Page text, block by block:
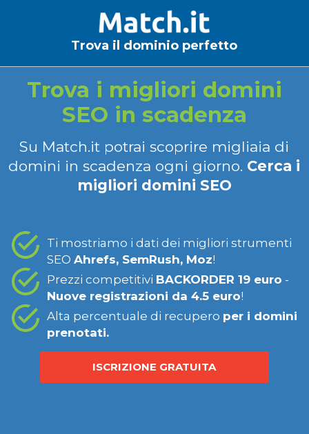
Trova il dominio perfetto
Trova i migliori domini
SEO in scadenza
Su Match.it potrai scoprire migliaia di
domini in scadenza ogni giorno. Cerca i
migliori domini SEO
Ti mostriamo i dati dei migliori strumenti
SEO Ahrefs, SemRush, Moz!
Prezzi competitivi BACKORDER 19 euro -
Nuove registrazioni da 4.5 euro!
Alta percentuale di recupero per i domini
prenotati.
ISCRIZIONE GRATUITA